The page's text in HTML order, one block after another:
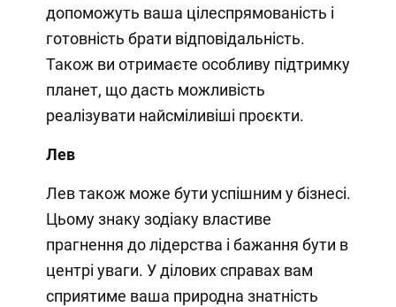
допоможуть ваша цілеспрямованість і
готовність брати відповідальність.
Також ви отримаєте особливу підтримку
планет, що дасть можливість
реалізувати найсміливіші проєкти.
Лев
Лев також може бути успішним у бізнесі.
Цьому знаку зодіаку властиве
прагнення до лідерства і бажання бути в
центрі уваги. У ділових справах вам
сприятиме ваша природна знатність